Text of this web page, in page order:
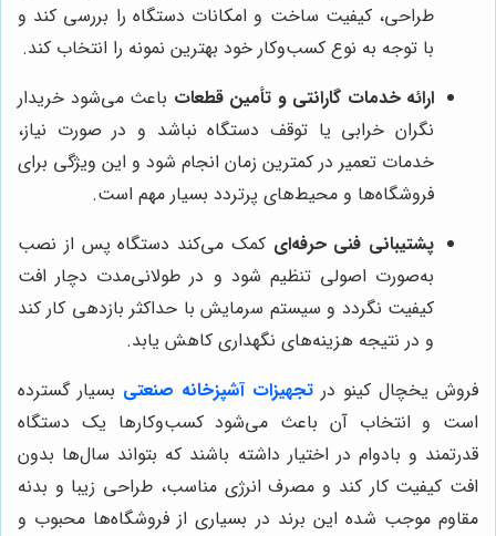
طراحی، کیفیت ساخت و امکانات دستگاه را بررسی کند و
با توجه به نوع کسب‌وکار خود بهترین نمونه را انتخاب کند.
ارائه خدمات گارانتی و تأمین قطعات باعث می‌شود خریدار
نگران خرابی یا توقف دستگاه نباشد و در صورت نیاز،
خدمات تعمیر در کمترین زمان انجام شود و این ویژگی برای
فروشگاه‌ها و محیط‌های پرتردد بسیار مهم است.
پشتیبانی فنی حرفه‌ای کمک می‌کند دستگاه پس از نصب
به‌صورت اصولی تنظیم شود و در طولانی‌مدت دچار افت
کیفیت نگردد و سیستم سرمایش با حداکثر بازدهی کار کند
و در نتیجه هزینه‌های نگهداری کاهش یابد.
فروش یخچال کینو در تجهیزات آشپزخانه صنعتی بسیار گسترده
است و انتخاب آن باعث می‌شود کسب‌وکارها یک دستگاه
قدرتمند و بادوام در اختیار داشته باشند که بتواند سال‌ها بدون
افت کیفیت کار کند و مصرف انرژی مناسب، طراحی زیبا و بدنه
مقاوم موجب شده این برند در بسیاری از فروشگاه‌ها محبوب و